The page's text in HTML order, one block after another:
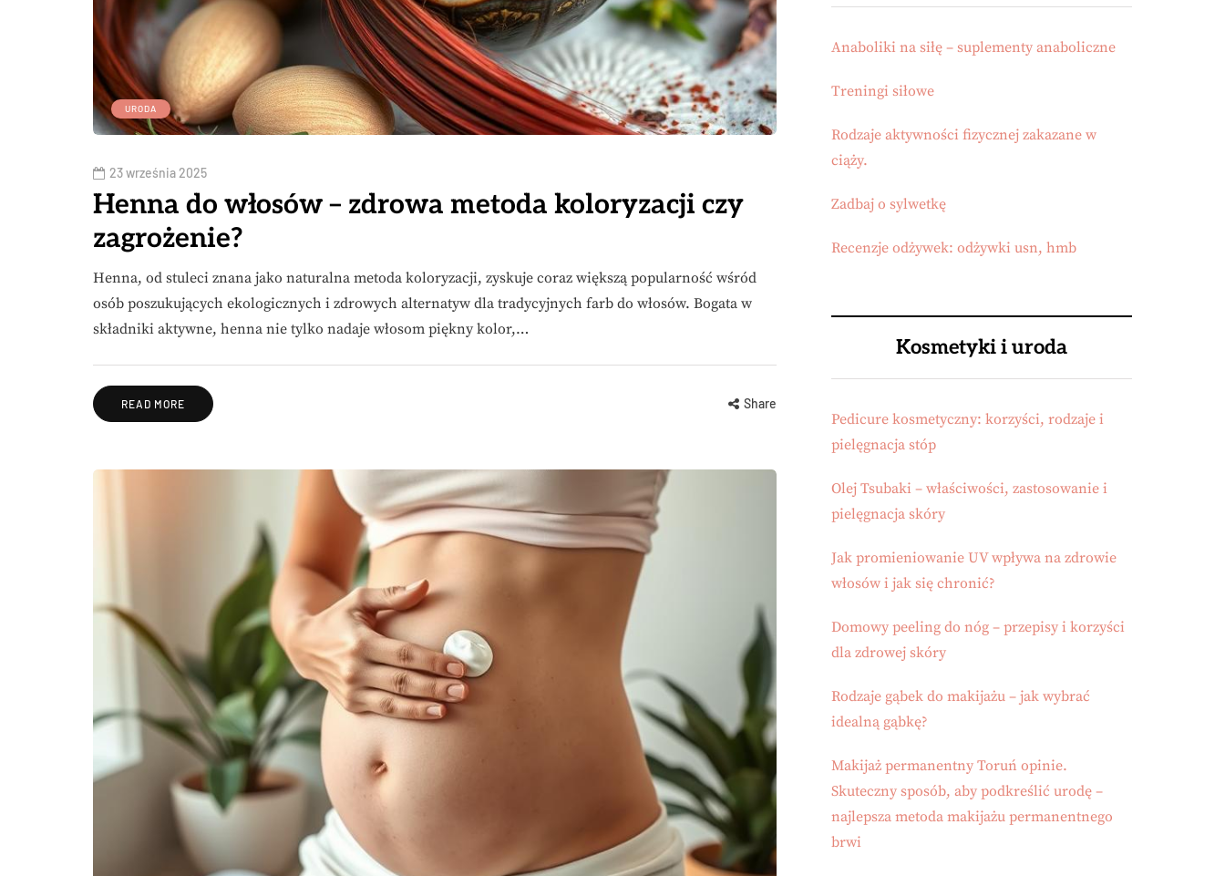
URODA
23 września 2025
Henna do włosów – zdrowa metoda koloryzacji czy
zagrożenie?
Henna, od stuleci znana jako naturalna metoda koloryzacji, zyskuje coraz większą popularność wśród
osób poszukujących ekologicznych i zdrowych alternatyw dla tradycyjnych farb do włosów. Bogata w
składniki aktywne, henna nie tylko nadaje włosom piękny kolor,…
READ MORE Share
Anaboliki na siłę – suplementy anaboliczne
Treningi siłowe
Rodzaje aktywności fizycznej zakazane w
ciąży.
Zadbaj o sylwetkę
Recenzje odżywek: odżywki usn, hmb
Kosmetyki i uroda
Pedicure kosmetyczny: korzyści, rodzaje i
pielęgnacja stóp
Olej Tsubaki – właściwości, zastosowanie i
pielęgnacja skóry
Jak promieniowanie UV wpływa na zdrowie
włosów i jak się chronić?
Domowy peeling do nóg – przepisy i korzyści
dla zdrowej skóry
Rodzaje gąbek do makijażu – jak wybrać
idealną gąbkę?
Makijaż permanentny Toruń opinie.
Skuteczny sposób, aby podkreślić urodę –
najlepsza metoda makijażu permanentnego
brwi